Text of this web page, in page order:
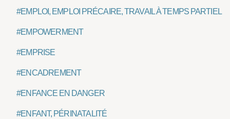
#EMPLOI, EMPLOI PRÉCAIRE, TRAVAIL À TEMPS PARTIEL
#EMPOWERMENT
#EMPRISE
#ENCADREMENT
#ENFANCE EN DANGER
#ENFANT, PÉRINATALITÉ